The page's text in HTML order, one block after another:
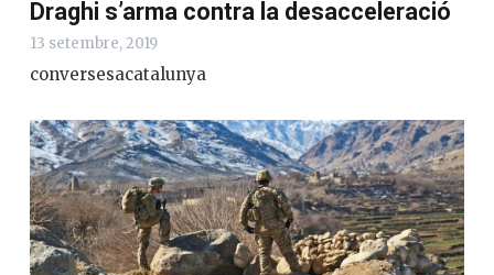
Draghi s’arma contra la desacceleració
13 setembre, 2019
conversesacatalunya